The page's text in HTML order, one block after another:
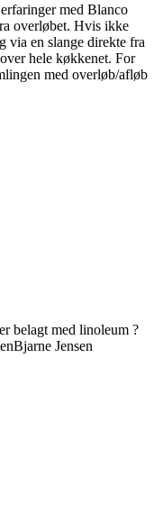
med Blanco
overløbet. Hvis ikke
via en slange direkte fra
hele køkkenet. For
med overløb/afløb
belagt med linoleum ?
Jensen